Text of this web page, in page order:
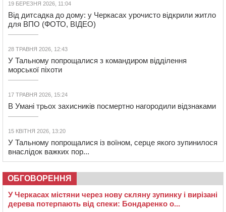
19 БЕРЕЗНЯ 2026, 11:04
Від дитсадка до дому: у Черкасах урочисто відкрили житло
для ВПО (ФОТО, ВІДЕО)
28 ТРАВНЯ 2026, 12:43
У Тальному попрощалися з командиром відділення
морської піхоти
17 ТРАВНЯ 2026, 15:24
В Умані трьох захисників посмертно нагородили відзнаками
15 КВІТНЯ 2026, 13:20
У Тальному попрощалися із воїном, серце якого зупинилося
внаслідок важких пор...
ОБГОВОРЕННЯ
У Черкасах містяни через нову скляну зупинку і вирізані
дерева потерпають від спеки: Бондаренко о...